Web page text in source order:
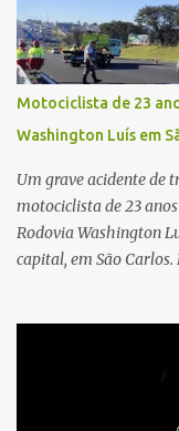
que, ao receber a
baixo calão e insultos.
sozinha e que se
situação. Fonte: São
Motociclista de 23
Washington Luís em
Um grave acidente de
motociclista de 23
Rodovia Washington
capital, em São
veículo, o trânsito
realizadas na
a violência da colisão,
Testemunhas